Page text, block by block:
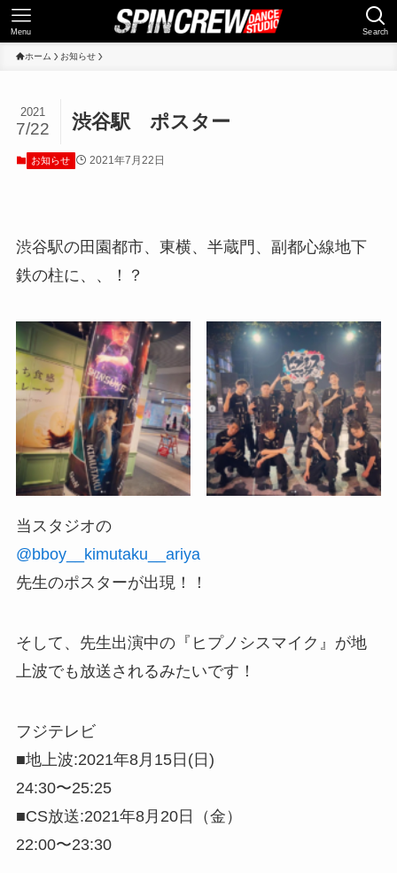
Search
Menu
ホーム お知らせ
渋谷駅 ポスター
2021
7/22
お知らせ 2021年7月22日
渋谷駅の田園都市、東横、半蔵門、副都心線地下
鉄の柱に、、！？
当スタジオの
@bboy__kimutaku__ariya
先生のポスターが出現！！
そして、先生出演中の『ヒプノシスマイク』が地
上波でも放送されるみたいです！
フジテレビ
■地上波:2021年8月15日(日)
24:30〜25:25
■CS放送:2021年8月20日（金）
22:00〜23:30